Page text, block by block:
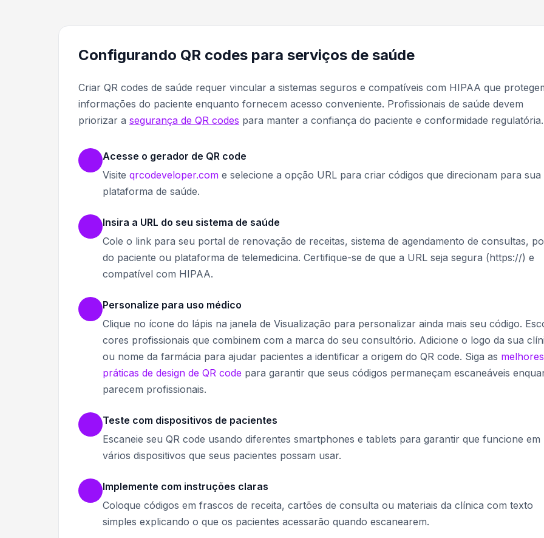
Configurando QR codes para serviços de saúde
Criar QR codes de saúde requer vincular a sistemas seguros e compatíveis com HIPAA que
informações do paciente enquanto fornecem acesso conveniente. Profissionais de saúde devem
priorizar a segurança de QR codes para manter a confiança do paciente e conformidade regulatória.
Acesse o gerador de QR code
Visite qrcodeveloper.com e selecione a opção URL para criar códigos que direcionam para sua
plataforma de saúde.
Insira a URL do seu sistema de saúde
Cole o link para seu portal de renovação de receitas, sistema de agendamento de consultas,
do paciente ou plataforma de telemedicina. Certifique-se de que a URL seja segura (https://) e
compatível com HIPAA.
Personalize para uso médico
Clique no ícone do lápis na janela de Visualização para personalizar ainda mais seu código.
cores profissionais que combinem com a marca do seu consultório. Adicione o logo da sua
ou nome da farmácia para ajudar pacientes a identificar a origem do QR code. Siga as melhores
práticas de design de QR code para garantir que seus códigos permaneçam escaneáveis
parecem profissionais.
Teste com dispositivos de pacientes
Escaneie seu QR code usando diferentes smartphones e tablets para garantir que funcione em
vários dispositivos que seus pacientes possam usar.
Implemente com instruções claras
Coloque códigos em frascos de receita, cartões de consulta ou materiais da clínica com texto
simples explicando o que os pacientes acessarão quando escanearem.